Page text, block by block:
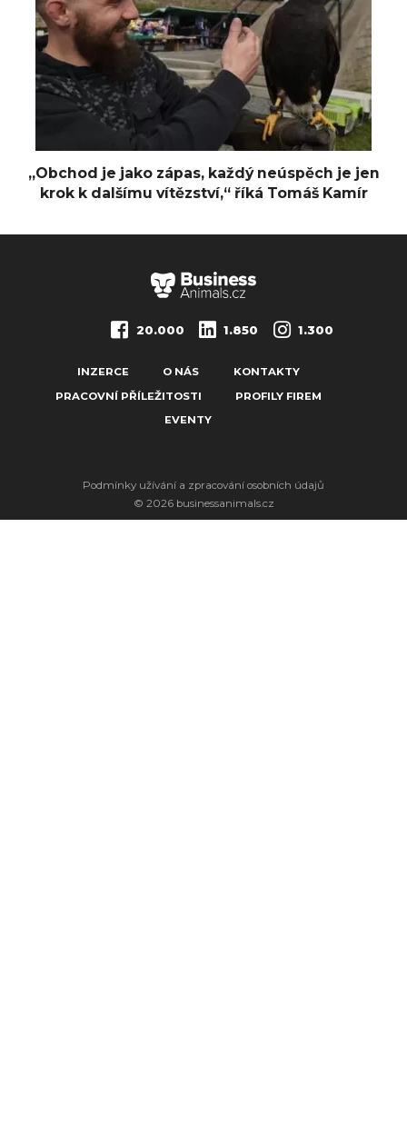
„Obchod je jako zápas, každý neúspěch je jen
krok k dalšímu vítězství,“ říká Tomáš Kamír
20.000 1.850 1.300
INZERCE O NÁS
KONTAKTY
PRACOVNÍ PŘÍLEŽITOSTI
PROFILY FIREM
EVENTY
Podmínky užívání a zpracování osobních údajů
© 2026 businessanimals.cz